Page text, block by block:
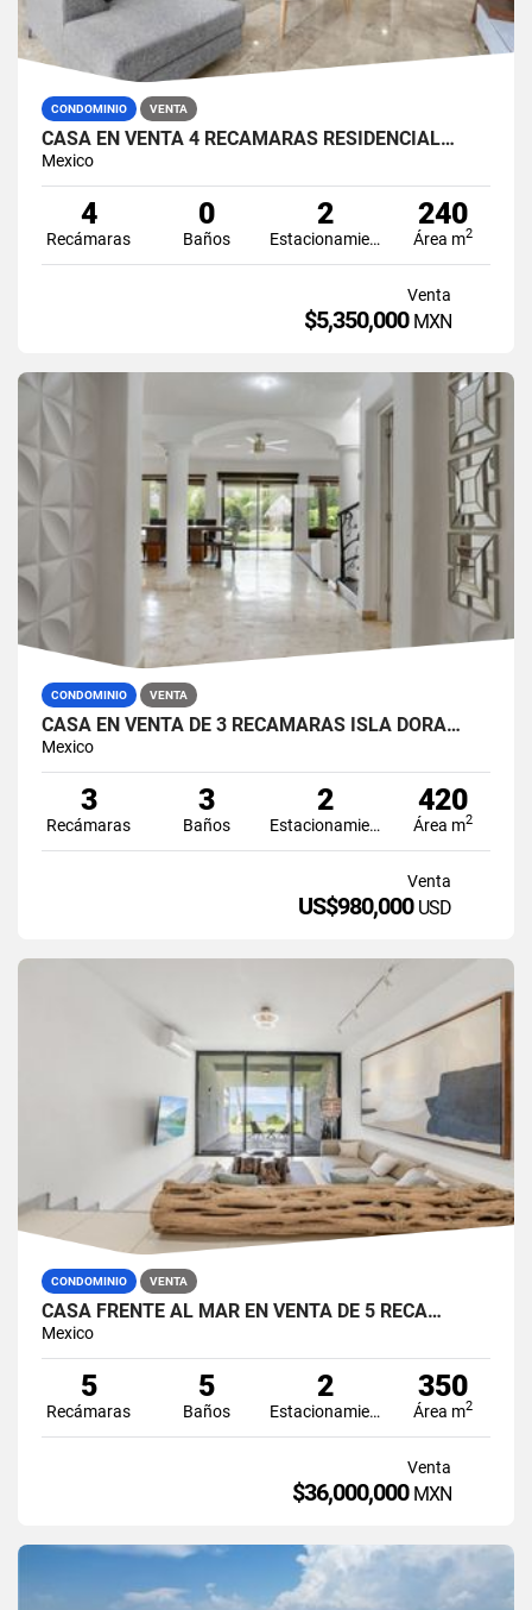
CONDOMINIO VENTA
CASA EN VENTA 4 RECÁMARAS RESIDENCIAL…
Mexico
4
Recámaras
0
Baños
2
Estacionamiento
240
Área m2
Venta
$5,350,000 MXN
CONDOMINIO VENTA
CASA EN VENTA DE 3 RECÁMARAS ISLA DORA…
Mexico
3
Recámaras
3
Baños
2
Estacionamiento
420
Área m2
Venta
US$980,000 USD
CONDOMINIO VENTA
CASA FRENTE AL MAR EN VENTA DE 5 RECA…
Mexico
5
Recámaras
5
Baños
2
Estacionamiento
350
Área m2
Venta
$36,000,000 MXN